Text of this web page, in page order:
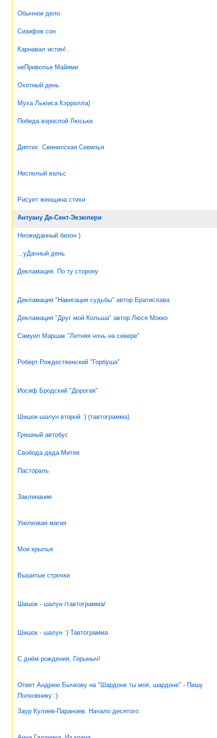
Обычное дело
Сизифов сон
Карнавал истин!..
неПриволье Майями
Охотный день
Муха Льюиса Кэрролла)
Победа взрослой Люськи
Диптих. Свинилская Севилья
Неспелый вальс
Рисует женщина стихи
Антуану Де-Сент-Экзюпери
Неожиданный бизон )
...уДачный день
Декламация. По ту сторону
Декламация "Навигация судьбы" автор Братислава
Декламация "Друг мой Кольша" автор Люся Мокко
Самуил Маршак "Летняя ночь на севере"
Роберт Рождественский "Горбуша"
Иосиф Бродский "Дорогая"
Шишок-шалун второй :) (тавтограмма)
Грешный автобус
Свобода деда Митяя
Пастораль
Заклинание
Узелковая магия
Мои крылья
Вышитые строчки
Шишок - шалун /тавтограмма/
Шишок - шалун :) Тавтограмма
С днём рождения, Горыныч!
Ответ Андрею Бычкову на "Шардоне ты моё, шардоне" - Пишу
Полковнику :)
Заур Кулиев-Параноев. Начало десятого.